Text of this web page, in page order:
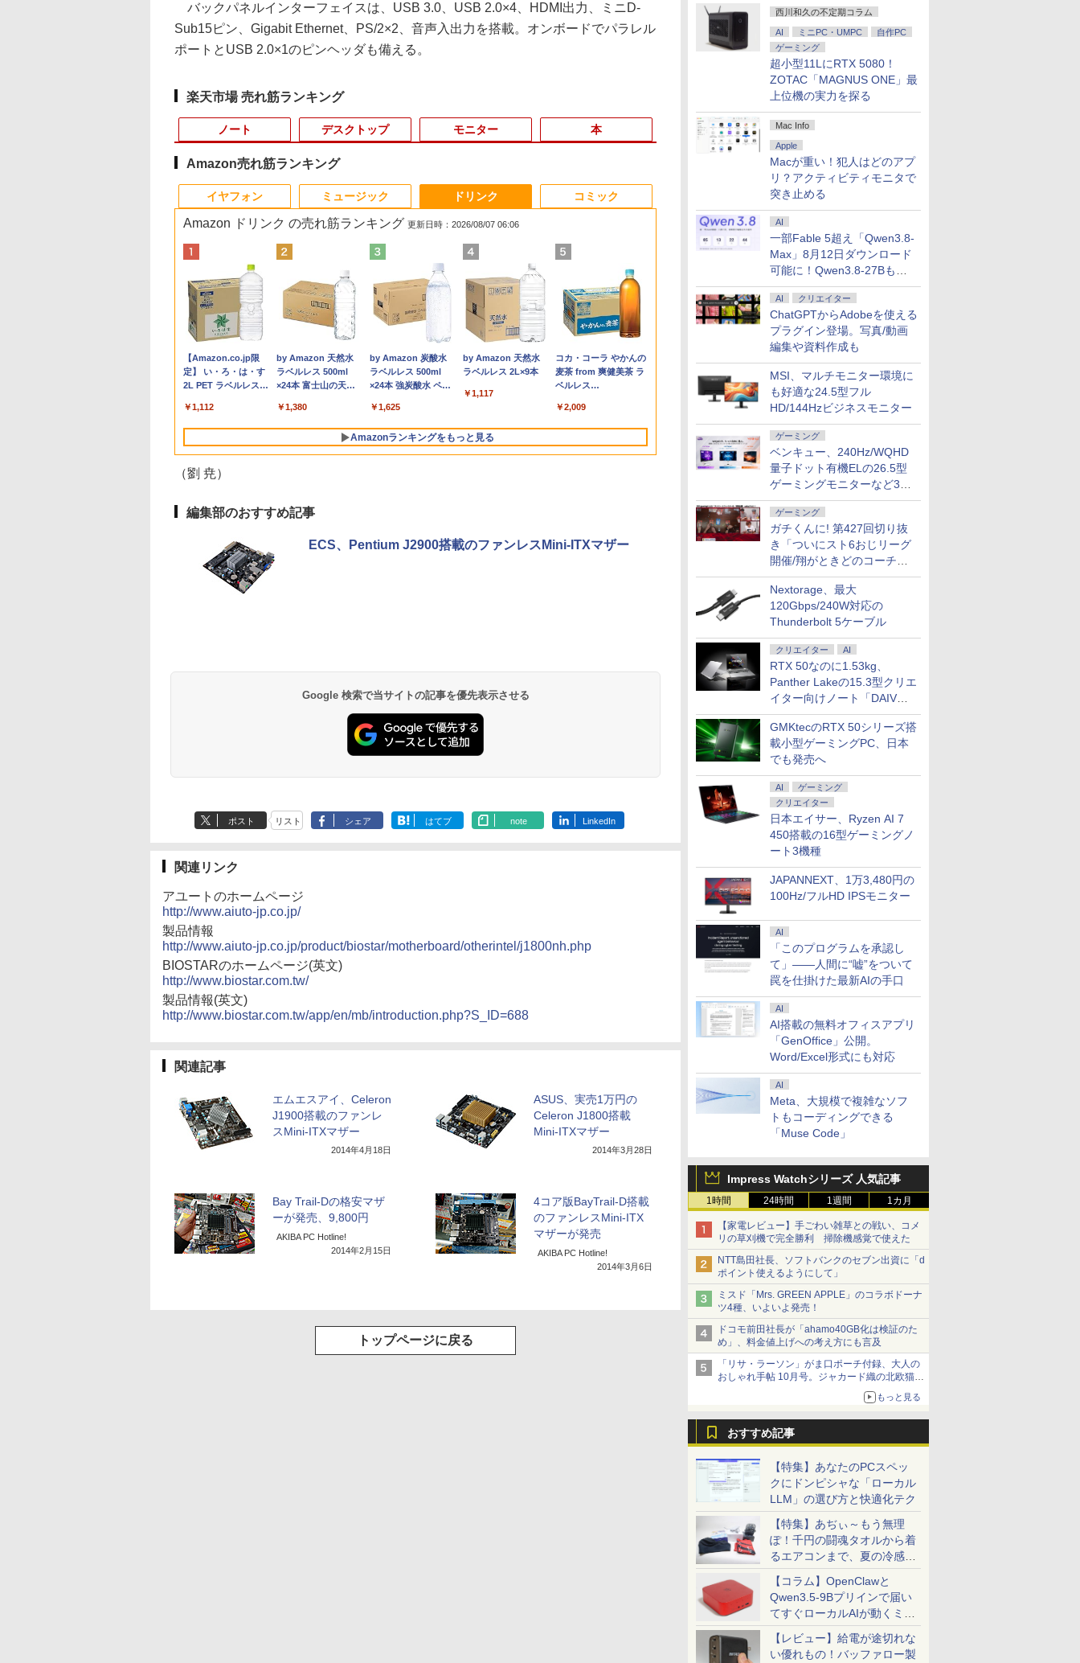
西川和久の不定期コラム
AI ミニPC・UMPC
自作PC
ゲーミング
超小型11LにRTX 5080！
ZOTAC「MAGNUS ONE」最
上位機の実力を探る
Mac Info
Apple
Macが重い！犯人はどのアプ
リ？アクティビティモニタで
突き止める
AI
一部Fable 5超え「Qwen3.8-
Max」8月12日ダウンロード
可能に！Qwen3.8-27Bも順
次
AI クリエイター
ChatGPTからAdobeを使える
プラグイン登場。写真/動画
編集や資料作成も
MSI、マルチモニター環境に
も好適な24.5型フル
HD/144Hzビジネスモニター
ゲーミング
ベンキュー、240Hz/WQHD
量子ドット有機ELの26.5型
ゲーミングモニターなど3機
種
ゲーミング
ガチくんに! 第427回切り抜
き「ついにスト6おじリーグ
開催/翔がときどのコーチ就
任など」
Nextorage、最大
120Gbps/240W対応の
Thunderbolt 5ケーブル
クリエイター AI
RTX 50なのに1.53kg、
Panther Lakeの15.3型クリエ
イター向けノート「DAIV
Z5」
GMKtecのRTX 50シリーズ搭
載小型ゲーミングPC、日本
でも発売へ
AI
ゲーミング
クリエイター
日本エイサー、Ryzen AI 7
450搭載の16型ゲーミングノ
ート3機種
JAPANNEXT、1万3,480円の
100Hz/フルHD IPSモニター
AI
「このプログラムを承認し
て」――人間に“嘘”をついて
罠を仕掛けた最新AIの手口
AI
AI搭載の無料オフィスアプリ
「GenOffice」公開。
Word/Excel形式にも対応
AI
Meta、大規模で複雑なソフ
トもコーディングできる
「Muse Code」
Impress Watchシリーズ 人気記事
1時間 24時間 1週間 1カ月
【家電レビュー】手ごわい雑草との戦い、コメ
リの草刈機で完全勝利 掃除機感覚で使えた
NTT島田社長、ソフトバンクのセブン出資に「d
ポイント使えるようにして」
ミスド「Mrs. GREEN APPLE」のコラボドーナ
ツ4種、いよいよ発売！
ドコモ前田社長が「ahamo40GB化は検証のた
め」、料金値上げへの考え方にも言及
「リサ・ラーソン」がま口ポーチ付録、大人の
おしゃれ手帖 10月号。ジャカード織の北欧猫デ
もっと見る
おすすめ記事
【特集】あなたのPCスペッ
クにドンピシャな「ローカル
LLM」の選び方と快適化テク
【特集】あぢぃ～もう無理
ぽ！千円の闘魂タオルから着
るエアコンまで、夏の冷感グ
ッズ一挙紹介
【コラム】OpenClawと
Qwen3.5-9Bプリインで届い
てすぐローカルAIが動くミニ
PC「SER9 Pro」
【レビュー】給電が途切れな
い優れもの！バッファロー製
バックパネルインターフェイスは、USB 3.0、USB 2.0×4、HDMI出力、ミニD-
Sub15ピン、Gigabit Ethernet、PS/2×2、音声入出力を搭載。オンボードでパラレル
ポートとUSB 2.0×1のピンヘッダも備える。
楽天市場 売れ筋ランキング
ノート
1
価格重視訳あり ノー
トパソコン Office付き
店長おまかせ 東芝 富
士通 NEC DELL HP等
Celeron 初めてパソコ
ンを使う方や初心者向
け メモリ4GB
HDD320GBまたは
SSD128GB
き ノートPC 1ヶ月保
ノートパソコン【中
2
【エントリーでポイン
ト10倍】 【Dランク
訳あり】中古 ノートパ
ThinkPad X390 第8世
代 Core i5 8265U メモ
リ8GB SSD 256GB
PCIe Win11 Pro 13.3
インチ フルHD WWAN
認証 顔認証 レノボ
3
DELL Latitude 5590
Core i5 8250U
1.6GHz/8GB/256GB(SSD)/15.6W/FWXGA(1366x768)/Win11
画面シミあり【中古】
DELL Latitude 3500
Core i5 8265U
1.6GHz/8GB/256GB(SSD)/15.6W/FWXGA(1366x768)/Win11
画面キズあり【中古】
￥16,500
5
HP / ノートPC / HP
ENVY x360
Convertible 15-
cp0xxx / AMD Ryzen
ド Advanced Micro
Devices, Inc.
[AMD/ATI] Raven
Ridge [Radeon Vega
メモリ 8GB【中古
良品 フルHD 15.6インチ HP ProBook 450 G9 /
Windows11/ 10コア 卓越性能 第12世代Core i5-1235u/ メ
モリー[16GB 8GB]選択可 爆速NVMe式SSD[ 256GB
512GB ]選択可/ カメラ/ 無線Wi-Fi6/ Office付き/
Win11【中古ノートパソコン 中古パソコン 中古PC】税込
送料無料 即日発送
Laptop 13 インチ・ウイルスバスター EP2-
スバスター スタンダード【3年版】 プラチナ
デスクトップ
1
ポイント10倍 中古パソ
コン デスクトップパソ
コン Windows
11【Office付】
【Windows 11 Pro
64Bit搭載】DELL
Optiplexシリーズ
Core i5搭載/4G/新品
SSD 120GB/DVD-
2
【エントリーでポイン
ト100％還元のチャン
ス】GMKtec ミニpc
G3 Pro Intel Core i3
10110U 16GB DDR4
64GBまで増設 512GB
SSD M.2 2242 最大8TB
Windows11 Pro mini
pc 4.1GHz WIFI6
応 ミニパソコン 2画面
高性能 みにpc nucbox
3
[VETESA正規販売店]
デスクトップパソコン
PC 一体型 新品
Windows11 27型 Core
i7 第4世代 Office付き
メモリ16GB
SSD512GB 初期設定済
ホワイト ブラック
GMKtec GMK-K8
PLUS-32/1T-
W11Pro(8845HS)
￥124,800
5
デスクトップPC
Ryzen7 5700G メモリ
16GB SSD1TB B550
グラボなし
モニター
1
【P最大31.5%還元！】
Minifire モニター24インチ
IPS 内蔵スピーカーディスプ
レイ100Hz FHD 1080P VGA
ブルーライト軽減 フリッカ
ーフリー VESA対応 フレー
ムレス HDMI1.4／DP／VGA
コントラスト1000:1 チルト
調節可 ビジネス用 【送料無
2
ゲーミングモニター モニタ
ー 24.5インチ 24インチ
180Hz 180hz FHD フリッカ
ーレス 24.5型 FullHD ブルー
ライトカット ノングレア
HDMI Adaptive-Sync ブラッ
ク MAXZEN MGM25IC03 マ
クスゼン
DELL デル デル プロ 23.8 モ
ニター -
E2425HSM(E2425HSM)
￥14,478
4
16インチ モバイル ディスプ
レイ モニター 収納ケース付
2.5K 2560×1600 16:10
WQXGA 非光沢IPSパネル
100%sRGB広色域 HDR
FreeSync 自立無段階スタン
ド VESA対応 給電 映像伝送
超薄型 軽量725g スピーカー
内蔵 Type-C単一接続 パスス
￥20,940
【P最大31.5%還元！】
Minifire モニター24インチ
IPS 内蔵スピーカーディスプ
レイ100Hz FHD 1080P VGA
ブルーライト軽減 フリッカ
ーフリー VESA対応 フレー
ムレス HDMI1.4／DP／VGA
コントラスト1000:1 チルト
調節可 ビジネス用 【送料無
2
ゲーミングモニター モニタ
ー 24.5インチ 24インチ
180Hz 180hz FHD フリッカ
ーレス 24.5型 FullHD ブルー
ライトカット ノングレア
HDMI Adaptive-Sync ブラッ
ク MAXZEN MGM25IC03 マ
クスゼン
￥11,980
ニター -
E2425HSM(E2425HSM)
本
1
Aランクパーティを離
脱した俺は、元教え子
たちと迷宮深部を目指
す。（13） 【電子書
籍】[ ユーリ ]
2
異世界ウォーキング
（14） 【電子書籍】[
あるくひと ]
3
【漫画全巻セット】
【中古】遊戯王［文庫
版］ ＜1〜22巻完結＞
【中古】DRAGON
BALL（ドラゴンボー
ル） （完全版） 全34
巻完結（ジャンプコミ
ックスデラックス）
（コミック） 全巻セッ
ト
￥9,653
5
[9月上旬より発送予定]
[新品]ちいかわ なんか
小さくてかわいいやつ
(1-8巻 最新刊) 全巻セ
【全巻】 転生したらス
ライムだった件 異聞 ～
魔国暮らしのトリニテ
乙女ゲー世界はモブに
厳しい世界です【共和
国編】 02 【電子書
籍】[ 三嶋 与夢 ]
￥924
(22) 【電子書籍】[ 蝉
川 夏哉 ]
￥924
Amazon売れ筋ランキング
イヤフォン
Anker Soundcore
P40i オフホワイト
Anker Soundcore
P31i ブラック
￥5,990
Anker Soundcore
Liberty 5 ミッドナイ
トブラック
￥14,990
【2026年アップグレ
ード版】AOKIMI ワ
bluetooth イヤホン
トゥースHi-Fi 最大
36時間再生 ぶるーと
ゅーす コードレス
ワイト)
Xiaomi シャオミ
REDMI Buds 8 Lite ワ
イヤレスイヤホン
キャンセリング ANC
36時間再生
￥2,980
ミュージック
BRUCE WAYNE feat.
Flo Milli, ATL Jacob
[Explicit]
￥250
BRUCE WAYNE feat.
Flo Milli, ATL Jacob
[Explicit]
￥250
On My Road
(Stadium ver.)
￥250
On My Road
(Stadium ver.)
￥250
BUGS LIFE
￥250
ドリンク
Amazon ドリンク の売れ筋ランキング 更新日時：2026/08/07 06:06
【Amazon.co.jp限
定】 い・ろ・は・す
2L PET ラベルレス
￥1,112
by Amazon 天然水
ラベルレス 500ml
×24本 富士山の天然
ミネラルウォーター
ペットボトル 静岡県
産 500ミリリットル
(Smart Basic)
￥1,380
by Amazon 炭酸水
ラベルレス 500ml
×24本 強炭酸水 ペッ
ットル (Smart
Basic)
￥1,625
by Amazon 天然水
ラベルレス 2L×9本
￥1,117
コカ・コーラ やかんの
麦茶 from 爽健美茶 ラ
ベルレス
￥2,009
Amazonランキングをもっと見る
コミック
（劉 尭）
編集部のおすすめ記事
ECS、Pentium J2900搭載のファンレスMini-ITXマザー
Google 検索で当サイトの記事を優先表示させる
ポスト リスト シェア はてブ note LinkedIn
関連リンク
アユートのホームページ
http://www.aiuto-jp.co.jp/
製品情報
http://www.aiuto-jp.co.jp/product/biostar/motherboard/otherintel/j1800nh.php
BIOSTARのホームページ(英文)
http://www.biostar.com.tw/
製品情報(英文)
http://www.biostar.com.tw/app/en/mb/introduction.php?S_ID=688
関連記事
エムエスアイ、Celeron
J1900搭載のファンレ
スMini-ITXマザー
2014年4月18日
ASUS、実売1万円の
Celeron J1800搭載
Mini-ITXマザー
2014年3月28日
Bay Trail-Dの格安マザ
ーが発売、9,800円
AKIBA PC Hotline!
2014年2月15日
4コア版BayTrail-D搭載
のファンレスMini-ITX
マザーが発売
AKIBA PC Hotline!
2014年3月6日
トップページに戻る